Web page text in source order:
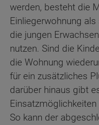
werden, besteht die
Einliegerwohnung
die jungen
nutzen. Sind die
die Wohnung
für ein zusätzliches
darüber hinaus gibt
So kann der